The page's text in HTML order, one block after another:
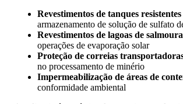
Revestimentos de tanques
armazenamento de solução de sulfato
Revestimentos de lagoas de
operações de evaporação solar
Proteção de correias
no processamento de minério
Impermeabilização de áreas de
conformidade ambiental